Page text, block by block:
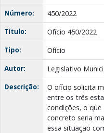
Número:
450/2022
Título:
Ofício 450/2022
Tipo:
Ofício
Autor:
Legislativo
Descrição:
O ofício solicita
entre os três
condições, o
concreto seria
essa situação